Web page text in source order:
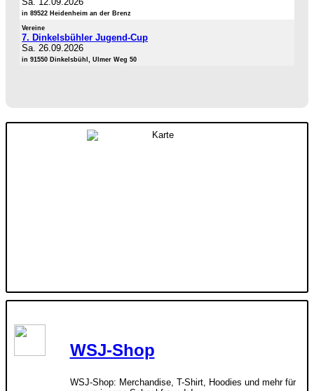
in 89522 Heidenheim an der Brenz
Vereine
7. Dinkelsbühler Jugend-Cup
Sa. 26.09.2026
in 91550 Dinkelsbühl, Ulmer Weg 50
WSJ-Shop
WSJ-Shop: Merchandise, T-Shirt, Hoodies und mehr für